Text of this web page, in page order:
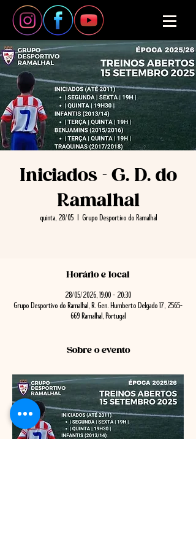
Iniciados - G. D. do
Ramalhal
quinta, 28/05
  |
Grupo Desportivo do Ramalhal
Horário e local
28/05/2026, 19:00 – 20:30
Grupo Desportivo do Ramalhal, R. Gen. Humberto Delgado 17, 2565-
669 Ramalhal, Portugal
Sobre o evento